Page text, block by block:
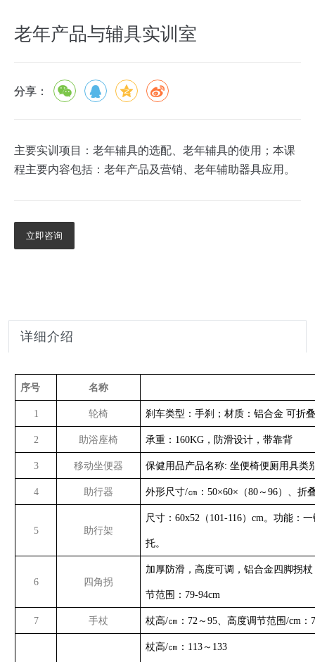
老年产品与辅具实训室
分享：
主要实训项目：老年辅具的选配、老年辅具的使用；本课
程主要内容包括：老年产品及营销、老年辅助器具应用。
立即咨询
详细介绍
序号 名称
1 轮椅 刹车类型：手刹；材质：铝合金 可折
2 助浴座椅 承重：160KG，防滑设计，带靠背
3 移动坐便器 保健用品产品名称: 坐便椅便厕用具类
4 助行器 外形尺寸/㎝：50×60×（80～96）、折
5 助行架
尺寸：60x52（101-116）cm。功能：
托。
6 四角拐
加厚防滑，高度可调，铝合金四脚拐
节范围：79-94cm
7 手杖 杖高/㎝：72～95、高度调节范围/cm
杖高/㎝：113～133